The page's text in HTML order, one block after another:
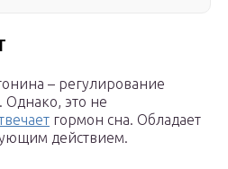
– регулирование
Однако, это не
гормон сна. Обладает
действием.